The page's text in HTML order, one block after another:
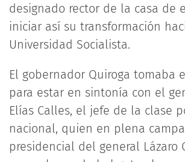
designado rector de la casa de
iniciar así su transformación
Universidad Socialista.
El gobernador Quiroga tomaba
para estar en sintonía con el
Elías Calles, el jefe de la clase
nacional, quien en plena
presidencial del general Lázaro